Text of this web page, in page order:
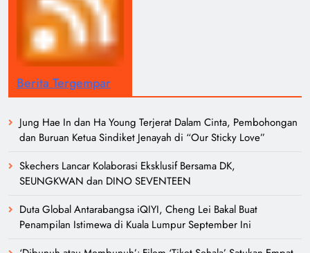
Berita Tergempar
Jung Hae In dan Ha Young Terjerat Dalam Cinta, Pembohongan
dan Buruan Ketua Sindiket Jenayah di “Our Sticky Love”
Skechers Lancar Kolaborasi Eksklusif Bersama DK,
SEUNGKWAN dan DINO SEVENTEEN
Duta Global Antarabangsa iQIYI, Cheng Lei Bakal Buat
Penampilan Istimewa di Kuala Lumpur September Ini